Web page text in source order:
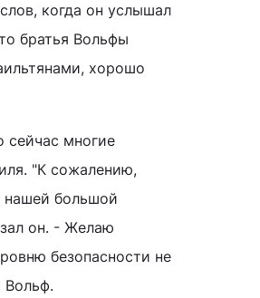
когда он услышал
братья Вольфы
хорошо
сейчас многие
"К сожалению,
нашей большой
он. - Желаю
безопасности не
Вольф.